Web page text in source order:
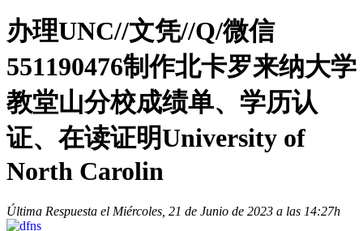
办理UNC//文凭//Q/微信
551190476制作北卡罗来纳大学
教堂山分校成绩单、学历认
证、在读证明University of
North Carolin
Última Respuesta el Miércoles, 21 de Junio de 2023 a las 14:27h